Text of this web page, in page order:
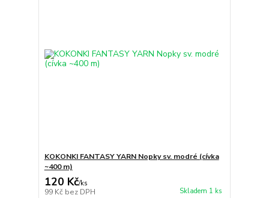
KOKONKI FANTASY YARN Nopky sv. modré (cívka
~400 m)
120 Kč/ks
99 Kč bez DPH Skladem 1 ks